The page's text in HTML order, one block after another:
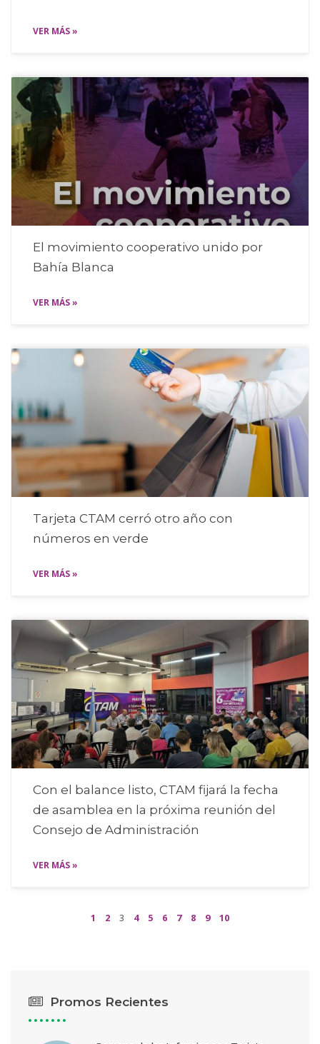
VER MÁS »
El movimiento cooperativo unido por
Bahía Blanca
VER MÁS »
Tarjeta CTAM cerró otro año con
números en verde
VER MÁS »
Con el balance listo, CTAM fijará la fecha
de asamblea en la próxima reunión del
Consejo de Administración
VER MÁS »
Page
1 Page
2 Page
3 Page
4 Page
5 Page
6 Page
7 Page
8 Page
9 Page
10
Promos Recientes